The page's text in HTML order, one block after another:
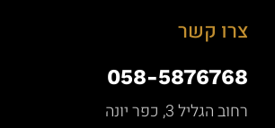
צרו קשר
058-5876768
רחוב הגליל 3, כפר יונה